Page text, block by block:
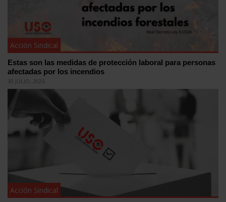
Acción Sindical
Estas son las medidas de protección laboral para personas
afectadas por los incendios
30 JULIO, 2026
Acción Sindical